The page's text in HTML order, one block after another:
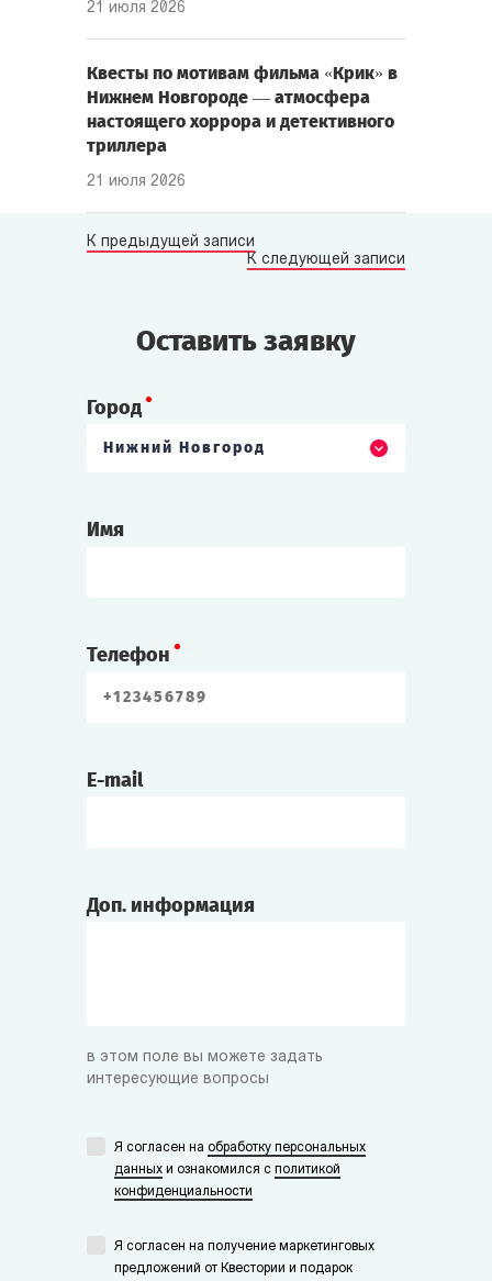
21 июля 2026
Квесты по мотивам фильма «Крик» в
Нижнем Новгороде — атмосфера
настоящего хоррора и детективного
триллера
21 июля 2026
К предыдущей записи
К следующей записи
Оставить заявку
Город
Нижний Новгород
Имя
Телефон
E-mail
Доп. информация
в этом поле вы можете задать
интересующие вопросы
Я согласен на обработку персональных
данных и ознакомился с политикой
конфиденциальности
Я согласен на получение маркетинговых
предложений от Квестории и подарок